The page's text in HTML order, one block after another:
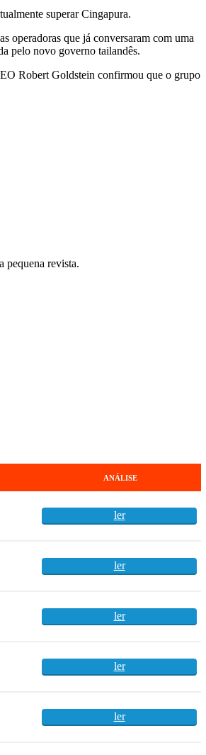
superar Cingapura.
operadoras que já conversaram com uma
pelo novo governo tailandês.
Robert Goldstein confirmou que o grupo
pequena revista.
ANÁLISE
ler
ler
ler
ler
ler